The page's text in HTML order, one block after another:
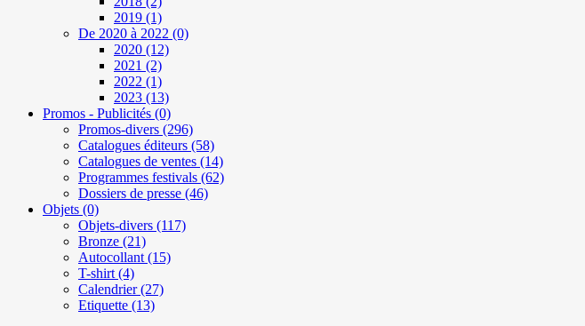
2019 (1)
De 2020 à 2022 (0)
2020 (12)
2021 (2)
2022 (1)
2023 (13)
Promos - Publicités (0)
Promos-divers (296)
Catalogues éditeurs (58)
Catalogues de ventes (14)
Programmes festivals (62)
Dossiers de presse (46)
Objets (0)
Objets-divers (117)
Bronze (21)
Autocollant (15)
T-shirt (4)
Calendrier(27)
Etiquette (13)